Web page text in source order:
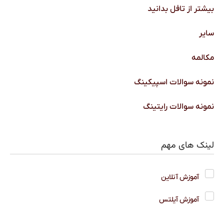
بیشتر از تافل بدانید
سایر
مکالمه
نمونه سوالات اسپیکینگ
نمونه سوالات رایتینگ
لینک های مهم
آموزش آنلاین
آموزش آیلتس